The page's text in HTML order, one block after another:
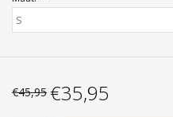
€45,95 €35,95